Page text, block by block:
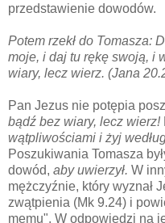
przedstawienie dowodów.
Potem rzekł do Tomasza:
moje, i daj tu rękę swoją, i
wiary, lecz wierz. (Jana
Pan Jezus nie potępia
bądź bez wiary, lecz wierz!
wątpliwościami i żyj
Poszukiwania Tomasza
dowód, aby uwierzył. W
mężczyźnie, który wyznał
zwątpienia (Mk 9.24) i
memu". W odpowiedzi na